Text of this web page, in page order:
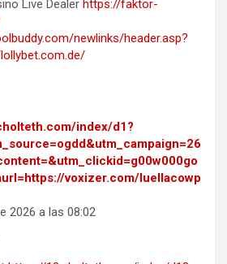
Live Dealer https://faktor-
newlinks/header.asp?
index/d1?
voxizer.com/luellacowp
2026 a las 08:02